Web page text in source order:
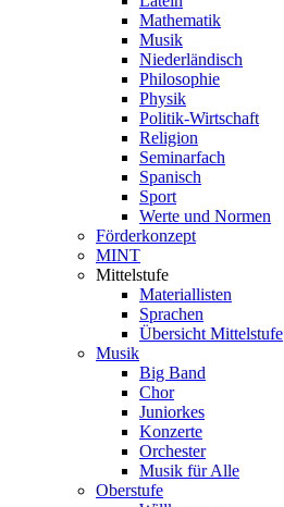
Mathematik
Musik
Niederländisch
Philosophie
Physik
Politik-Wirtschaft
Religion
Seminarfach
Spanisch
Sport
Werte und Normen
Förderkonzept
MINT
Mittelstufe
Materiallisten
Sprachen
Übersicht Mittelstufe
Musik
Big Band
Chor
Juniorkes
Konzerte
Orchester
Musik für Alle
Oberstufe